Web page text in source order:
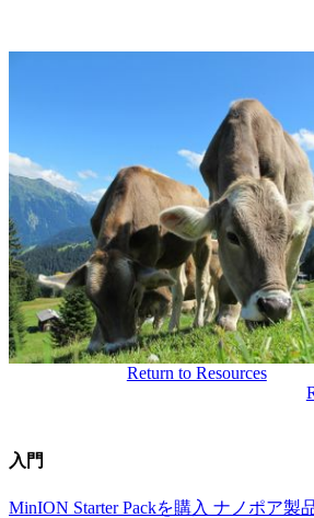
Return to Resources
入門
MinION Starter Packを購入 ナノポア製